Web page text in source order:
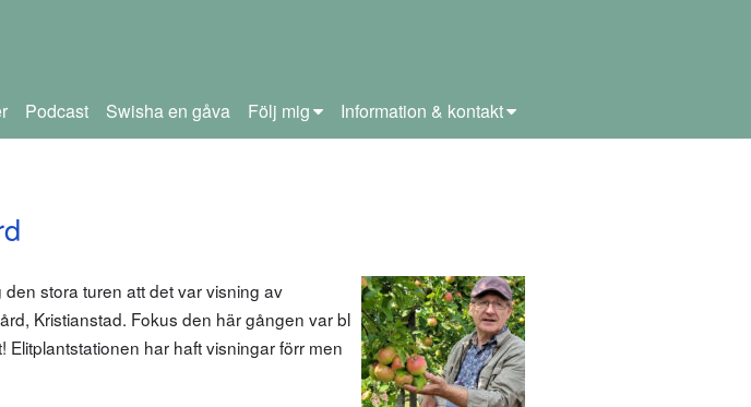
Podcast Swisha en gåva Följ mig Information & kontakt
stora turen att det var visning av
Kristianstad. Fokus den här gången var bl
har haft visningar förr men